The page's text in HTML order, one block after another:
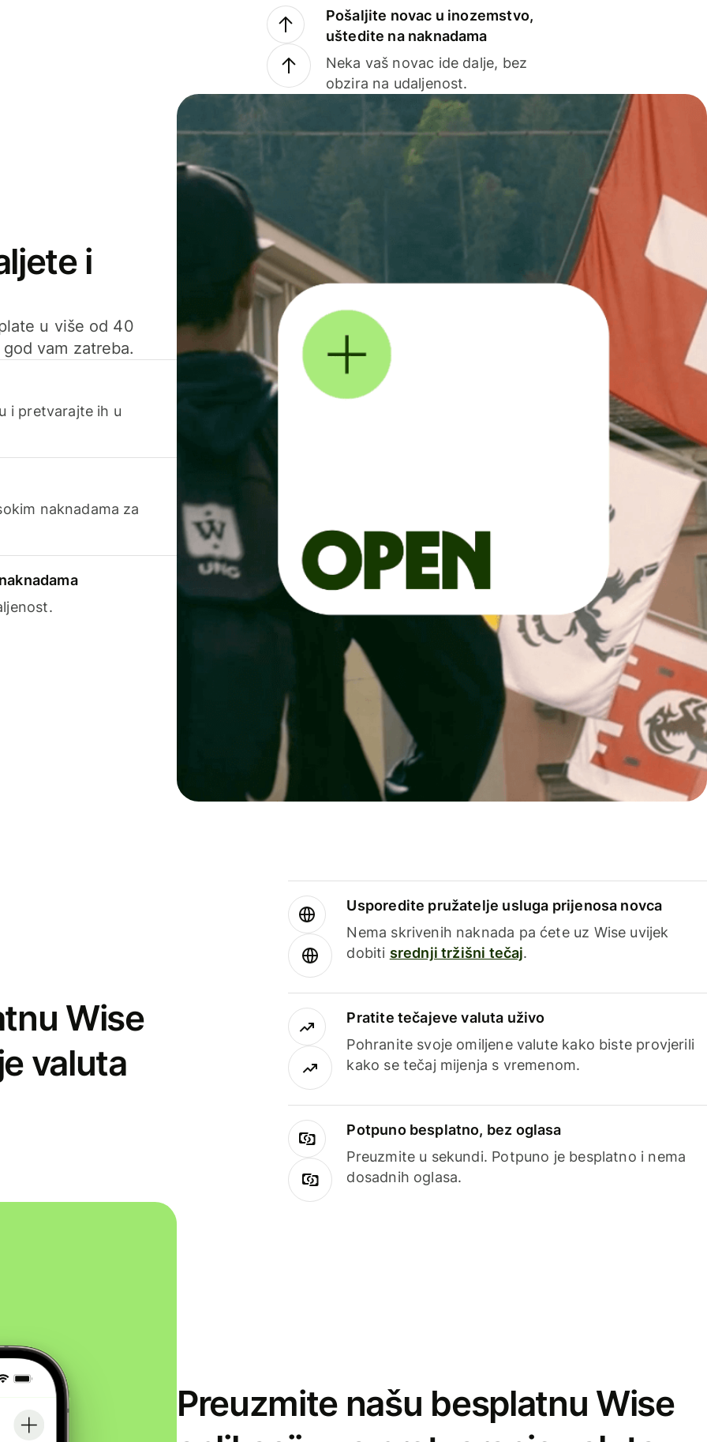
Pošaljite novac u inozemstvo,
uštedite na naknadama
Neka vaš novac ide dalje, bez
obzira na udaljenost.
i
u više od 40
vam zatreba.
i pretvarajte ih u
naknadama za
Wise
valuta
Usporedite pružatelje usluga prijenosa novca
Nema skrivenih naknada pa ćete uz Wise uvijek
dobiti srednji tržišni tečaj.
Pratite tečajeve valuta uživo
Pohranite svoje omiljene valute kako biste provjerili
kako se tečaj mijenja s vremenom.
Potpuno besplatno, bez oglasa
Preuzmite u sekundi. Potpuno je besplatno i nema
dosadnih oglasa.
Preuzmite našu besplatnu Wise